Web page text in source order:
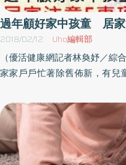
過年顧好家中孩童 居
2018/02/12 Uho編輯部
（優活健康網記者林奐妤／綜
家家戶戶忙著除舊佈新，有兒
台、地板、窗戶、沐浴設備、
標逐一檢核，確保居家安全
青少年死因首位衛生福利部社
結果分析，「事故傷害」是造